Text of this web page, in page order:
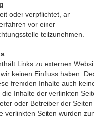
oder verpflichtet, an
vor einer
teilzunehmen.
Links zu externen
keinen Einfluss haben.
fremden Inhalte auch
Inhalte der verlinkten
oder Betreiber der Seiten
verlinkten Seiten wurden